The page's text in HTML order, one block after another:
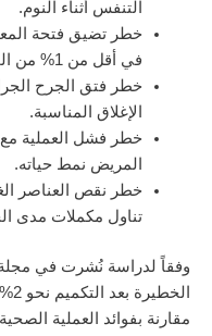
التنفس أثناء النوم.
في أقل من 1% من الحالات.
خطر فتق الجرح
الإغلاق المناسبة.
خطر فشل العملية مع
المريض نمط حياته.
خطر نقص العناصر
تناول مكملات مدى
مقارنة بفوائد العملية